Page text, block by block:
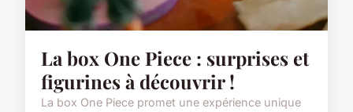
La box One Piece : surprises et
figurines à découvrir !
La box One Piece promet une expérience unique